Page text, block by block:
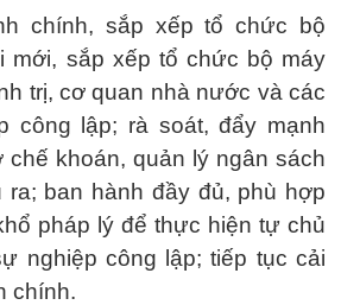
chính, sắp xếp tổ chức bộ
mới, sắp xếp tổ chức bộ máy
trị, cơ quan nhà nước và các
công lập; rà soát, đẩy mạnh
khoán, quản lý ngân sách
ra; ban hành đầy đủ, phù hợp
pháp lý để thực hiện tự chủ
nghiệp công lập; tiếp tục cải
chính.